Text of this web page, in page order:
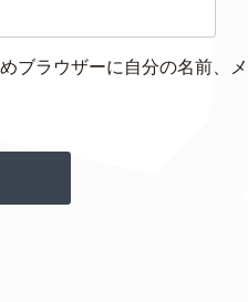
ブラウザーに自分の名前、